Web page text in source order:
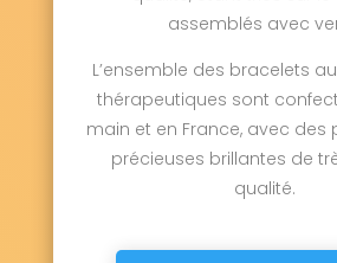
assemblés avec
L’ensemble des bracelets
thérapeutiques sont
main et en France, avec des
précieuses brillantes de
qualité.